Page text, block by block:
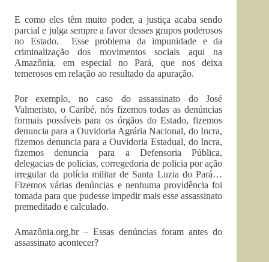
E como eles têm muito poder, a justiça acaba sendo
parcial e julga sempre a favor desses grupos poderosos
no Estado. Esse problema da impunidade e da
criminalização dos movimentos sociais aqui na
Amazônia, em especial no Pará, que nos deixa
temerosos em relação ao resultado da apuração.
Por exemplo, no caso do assassinato do José
Valmeristo, o Caribé, nós fizemos todas as denúncias
formais possíveis para os órgãos do Estado, fizemos
denuncia para a Ouvidoria Agrária Nacional, do Incra,
fizemos denuncia para a Ouvidoria Estadual, do Incra,
fizemos denuncia para a Defensoria Pública,
delegacias de policias, corregedoria de policia por ação
irregular da polícia militar de Santa Luzia do Pará…
Fizemos várias denúncias e nenhuma providência foi
tomada para que pudesse impedir mais esse assassinato
premeditado e calculado.
Amazônia.org.br – Essas denúncias foram antes do
assassinato acontecer?